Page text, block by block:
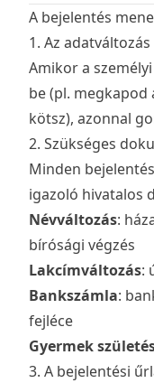
A bejelentés
1. Az
Amikor a
be (pl. megkapod
kötsz), azonnal
2. Szükséges
Minden
igazoló hivatalos
Névváltozás:
bírósági végzés
Lakcímváltozás:
Bankszámla:
fejléce
Gyermek
3. A bejelentési